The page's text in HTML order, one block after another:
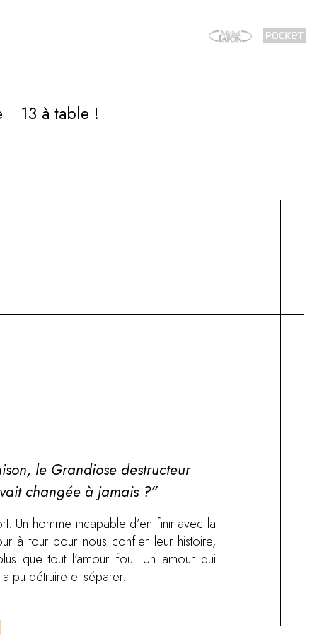
13 à table !
le Grandiose destructeur
changée à jamais ?”
Un homme incapable d’en finir avec la
à tour pour nous confier leur histoire,
que tout l’amour fou. Un amour qui
a pu détruire et séparer.